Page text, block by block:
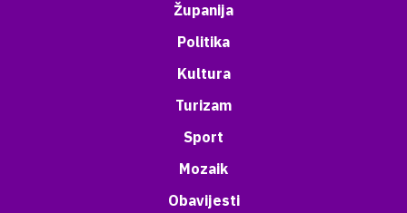
Županija
Politika
Kultura
Turizam
Sport
Mozaik
Obavijesti